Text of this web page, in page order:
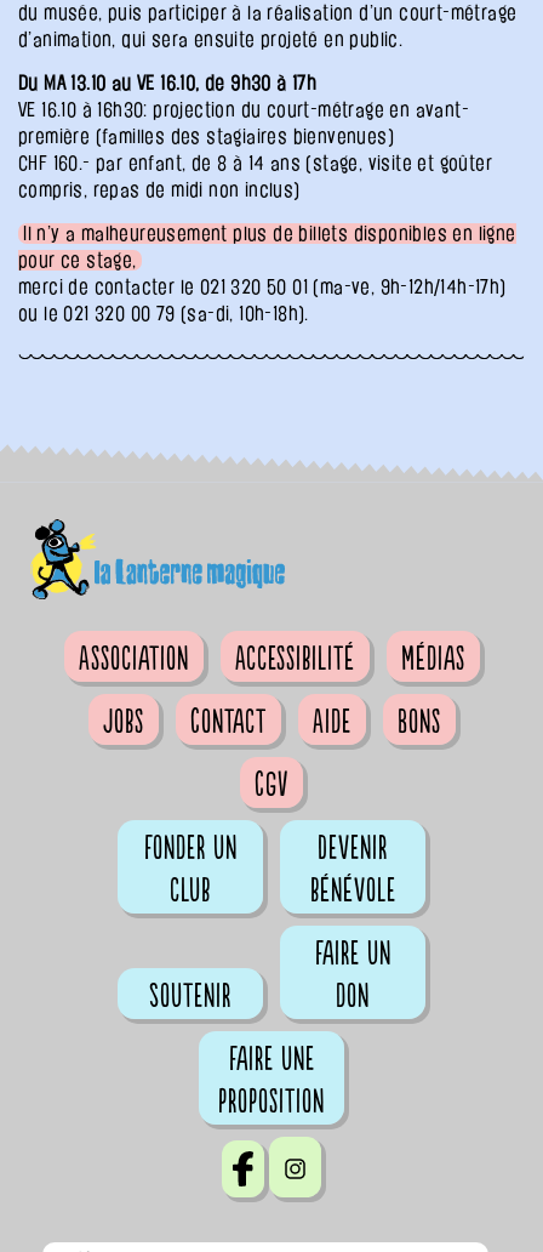
du musée, puis participer à la réalisation d’un court-métrage
d’animation, qui sera ensuite projeté en public.
Du MA 13.10 au VE 16.10, de 9h30 à 17h
VE 16.10 à 16h30: projection du court-métrage en avant-
première (familles des stagiaires bienvenues)
CHF 160.- par enfant, de 8 à 14 ans (stage, visite et goûter
compris, repas de midi non inclus)
Il n’y a malheureusement plus de billets disponibles en ligne
pour ce stage,
merci de contacter le 021 320 50 01 (ma-ve, 9h-12h/14h-17h)
ou le 021 320 00 79 (sa-di, 10h-18h).
Association Accessibilité
Médias
Jobs
Contact Aide
Bons
CGV
Fonder un
club
Devenir
bénévole
Soutenir
Faire un
don
Faire une
proposition